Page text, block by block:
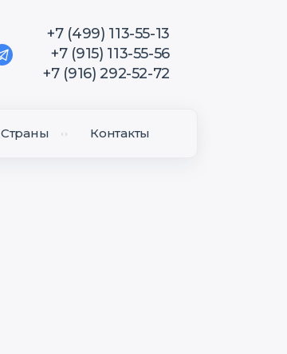
+7 (499) 113-55-13
+7 (915) 113-55-56
+7 (916) 292-52-72
Страны Контакты